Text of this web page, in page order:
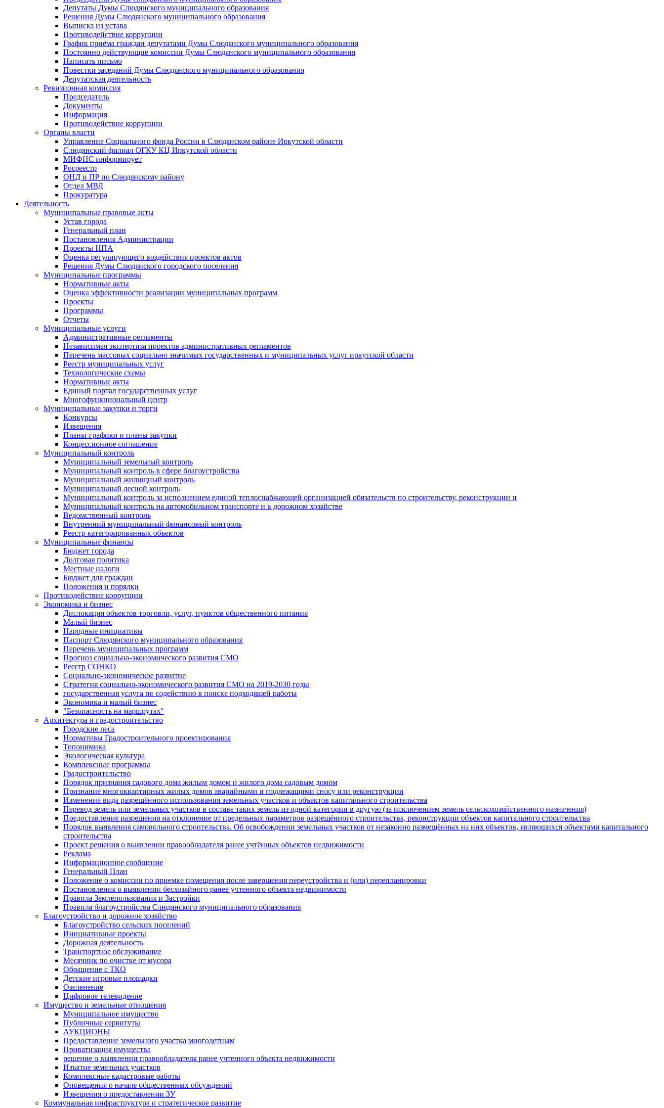
Депутаты Думы Слюдянского муниципального образования
Решения Думы Слюдянского муниципального образования
Выписка из устава
Противодействие коррупции
График приёма граждан депутатами Думы Слюдянского муниципального образования
Постоянно действующие комиссии Думы Слюдянского муниципального образования
Написать письмо
Повестки заседаний Думы Слюдянского муниципального образования
Депутатская деятельность
Ревизионная комиссия
Председатель
Документы
Информация
Противодействие коррупции
Органы власти
Управление Социального фонда России в Слюдянском районе Иркутской области
Слюдянский филиал ОГКУ КЦ Иркутской области
МИФНС информирует
Росреестр
ОНД и ПР по Слюдянскому району
Отдел МВД
Прокуратура
Деятельность
Муниципальные правовые акты
Устав города
Генеральный план
Постановления Администрации
Проекты НПА
Оценка регулирующего воздействия проектов актов
Решения Думы Слюдянского городского поселения
Муниципальные программы
Нормативные акты
Оценка эффективности реализации муниципальных программ
Проекты
Программы
Отчеты
Муниципальные услуги
Административные регламенты
Независимая экспертиза проектов административных регламентов
Перечень массовых социально значимых государственных и муниципальных услуг иркутской области
Реестр муниципальных услуг
Технологические схемы
Нормативные акты
Единый портал государственных услуг
Многофункциональный центр
Муниципальные закупки и торги
Конкурсы
Извещения
Планы-графики и планы закупки
Концессионное соглашение
Муниципальный контроль
Муниципальный земельный контроль
Муниципальный контроль в сфере благоустройства
Муниципальный жилищный контроль
Муниципальный лесной контроль
Муниципальный контроль за исполнением единой теплоснабжающей организацией обязательств по строительству, реконструкции и
Муниципальный контроль на автомобильном транспорте и в дорожном хозяйстве
Ведомственный контроль
Внутренний муниципальный финансовый контроль
Реестр категорированных объектов
Муниципальные финансы
Бюджет города
Долговая политика
Местные налоги
Бюджет для граждан
Положения и порядки
Противодействие коррупции
Экономика и бизнес
Дислокация объектов торговли, услуг, пунктов общественного питания
Малый бизнес
Народные инициативы
Паспорт Слюдянского муниципального образования
Перечень муниципальных программ
Прогноз социально-экономического развития СМО
Реестр СОНКО
Социально-экономическое развитие
Стратегия социально-экономического развития СМО на 2019-2030 годы
государственная услуга по содействию в поиске подходящей работы
Экономика и малый бизнес
"Безопасность на маршрутах"
Архитектура и градостроительство
Городские леса
Нормативы Градостроительного проектирования
Топонимика
Экологическая культура
Комплексные программы
Градостроительство
Порядок признания садового дома жилым домом и жилого дома садовым домом
Признание многоквартирных жилых домов аварийными и подлежащими сносу или реконструкции
Изменение вида разрешённого использования земельных участков и объектов капитального строительства
Перевод земель или земельных участков в составе таких земель из одной категории в другую (за исключением земель сельскохозяйственного назначения)
Предоставление разрешения на отклонение от предельных параметров разрешённого строительства, реконструкции объектов капитального строительства
Порядок выявления самовольного строительства. Об освобождении земельных участков от незаконно размещённых на них объектов, являющихся объектами капитального
строительства
Проект решения о выявлении правообладателя ранее учтённых объектов недвижимости
Реклама
Информационное сообщение
Генеральный План
Положение о комиссии по приемке помещения после завершения переустройства и (или) перепланировки
Постановления о выявлении бесхозяйного ранее учтенного объекта недвижимости
Правила Землепользования и Застройки
Правила благоустройства Слюдянского муниципального образования
Благоустройство и дорожное хозяйство
Благоустройство сельских поселений
Инициативные проекты
Дорожная деятельность
Транспортное обслуживание
Месячник по очистке от мусора
Обращение с ТКО
Детские игровые площадки
Озеленение
Цифровое телевидение
Имущество и земельные отношения
Муниципальное имущество
Публичные сервитуты
АУКЦИОНЫ
Предоставление земельного участка многодетным
Приватизация имущества
решение о выявлении правообладателя ранее учтенного объекта недвижимости
Изъятие земельных участков
Комплексные кадастровые работы
Оповещения о начале общественных обсуждений
Извещения о предоставлении ЗУ
Коммунальная инфраструктура и стратегическое развитие